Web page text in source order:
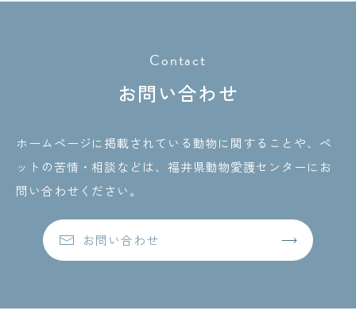
Contact
お問い合わせ
ホームページに掲載されている動物に関することや、ペ
ットの苦情・相談などは、 福井県動物愛護センターにお
問い合わせください。
お問い合わせ